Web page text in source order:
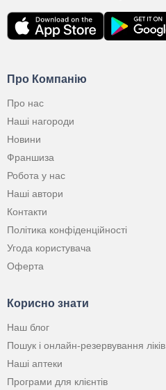
Про Компанію
Про нас
Наші нагороди
Новини
Франшиза
Робота у нас
Наші автори
Контакти
Політика конфіденційності
Угода користувача
Оферта
Корисно знати
Наш блог
Пошук і онлайн-резервування ліків
Наші аптеки
Програми для клієнтів